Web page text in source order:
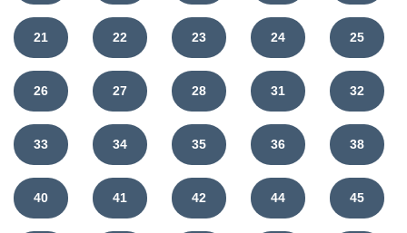
21 22 23 24 25
26 27 28 31 32
33 34 35 36 38
40 41 42 44 45